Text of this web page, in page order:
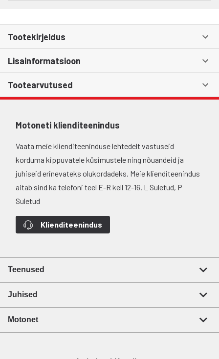
Tootekirjeldus
Lisainformatsioon
Tootearvutused
Motoneti klienditeenindus
Vaata meie klienditeeninduse lehtedelt vastuseid
korduma kippuvatele küsimustele ning nõuandeid ja
juhiseid erinevateks olukordadeks. Meie klienditeenindus
aitab sind ka telefoni teel E-R kell 12-16, L Suletud, P
Suletud
Klienditeenindus
Teenused
Juhised
Motonet